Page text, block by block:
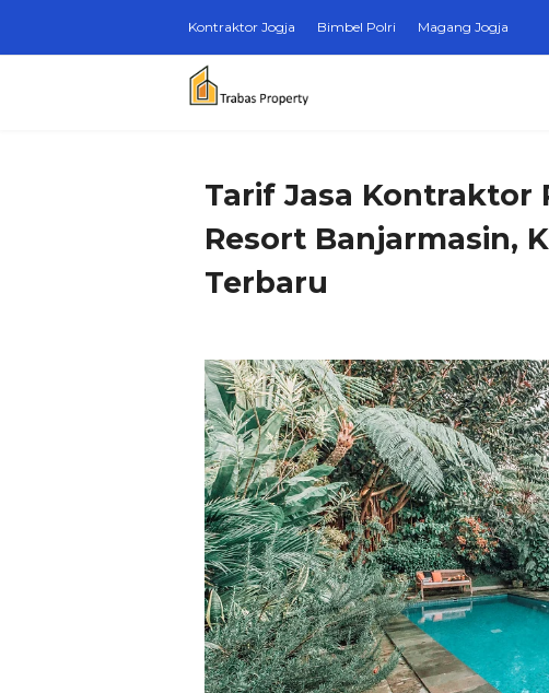
Kontraktor Jogja Bimbel Polri Magang Jogja
Tarif Jasa Kontraktor
Resort Banjarmasin,
Terbaru